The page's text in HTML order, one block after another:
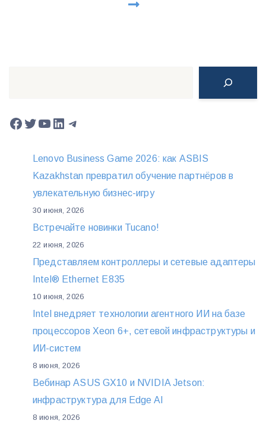
Facebook
Twitter
YouTube
LinkedIn
Telegram
Lenovo Business Game 2026: как ASBIS
Kazakhstan превратил обучение партнёров в
увлекательную бизнес-игру
30 июня, 2026
Встречайте новинки Tucano!
22 июня, 2026
Представляем контроллеры и сетевые адаптеры
Intel® Ethernet E835
10 июня, 2026
Intel внедряет технологии агентного ИИ на базе
процессоров Xeon 6+, сетевой инфраструктуры и
ИИ-систем
8 июня, 2026
Вебинар ASUS GX10 и NVIDIA Jetson:
инфраструктура для Edge AI
8 июня, 2026